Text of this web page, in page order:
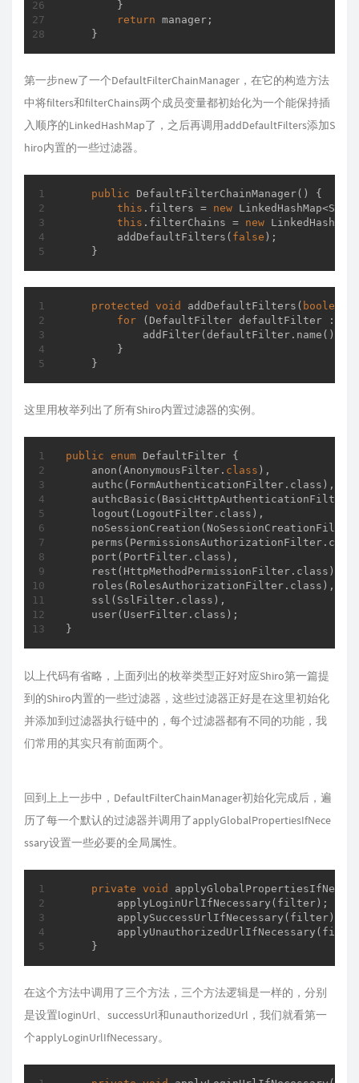
        }
return manager;
    }
第一步new了一个DefaultFilterChainManager，在它的构造方法
中将filters和filterChains两个成员变量都初始化为一个能保持插
入顺序的LinkedHashMap了，之后再调用addDefaultFilters添加S
hiro内置的一些过滤器。
public DefaultFilterChainManager()
{
this .filters = new
this .filterChains = new
        addDefaultFilters(
false );
    }
protected void addDefaultFilters ( boolean
for (DefaultFilter defaultFilter :
addFilter(defaultFilter.name(),
        }
    }
这里用枚举列出了所有Shiro内置过滤器的实例。
public enum DefaultFilter {
    anon(AnonymousFilter
. class ),
authc ( FormAuthenticationFilter . class ),
authcBasic ( BasicHttpAuthenticationFilter
logout ( LogoutFilter . class ),
noSessionCreation ( NoSessionCreationFilter
perms ( PermissionsAuthorizationFilter .
port ( PortFilter . class ),
rest ( HttpMethodPermissionFilter . class ),
roles ( RolesAuthorizationFilter . class ),
ssl ( SslFilter . class ),
user( UserFilter . class ) ;
}
以上代码有省略，上面列出的枚举类型正好对应Shiro第一篇提
到的Shiro内置的一些过滤器，这些过滤器正好是在这里初始化
并添加到过滤器执行链中的，每个过滤器都有不同的功能，我
们常用的其实只有前面两个。
回到上上一步中，DefaultFilterChainManager初始化完成后，遍
历了每一个默认的过滤器并调用了applyGlobalPropertiesIfNece
ssary设置一些必要的全局属性。
private void
        applyLoginUrlIfNecessary(filter);
        applySuccessUrlIfNecessary(filter);
    }
在这个方法中调用了三个方法，三个方法逻辑是一样的，分别
是设置loginUrl、successUrl和unauthorizedUrl，我们就看第一
个applyLoginUrlIfNecessary。